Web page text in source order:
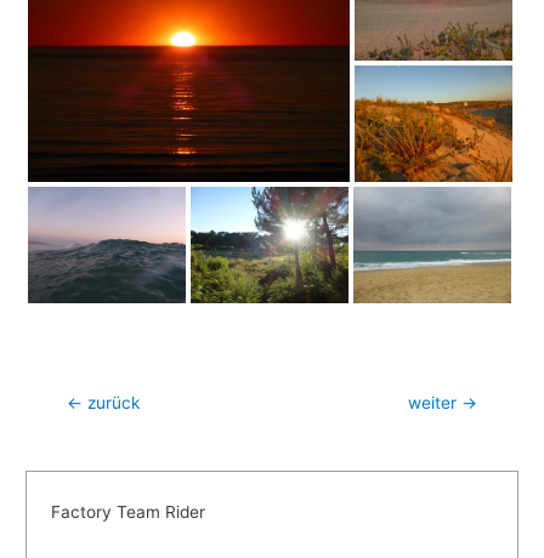
Beitragsnavigation
← zurück weiter →
Factory Team Rider